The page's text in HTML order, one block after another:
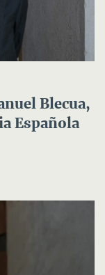
Blecua,
Española